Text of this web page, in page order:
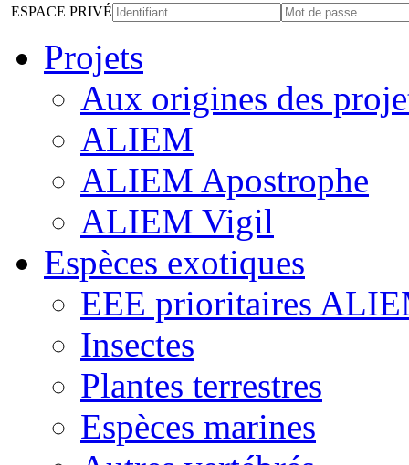
ESPACE PRIVÉ
Projets
Aux origines des
ALIEM
ALIEM Apostrophe
ALIEM Vigil
Espèces exotiques
EEE prioritaires
Insectes
Plantes terrestres
Espèces marines